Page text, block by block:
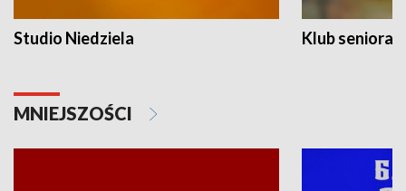
Studio Niedziela Klub seniora
MNIEJSZOŚCI